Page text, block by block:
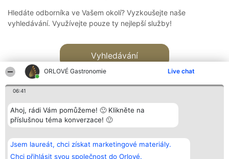
ORLOVÉ Gastronomie Live chat
06:41
Ahoj, rádi Vám pomůžeme! 🙂 Klikněte na
příslušnou téma konverzace! 🙂
Jsem laureát, chci získat marketingové materiály.
Chci přihlásit svou společnost do Orlové.
Hledáte odborníka ve Vašem okolí? Vyzkoušejte naše
vyhledávání. Využívejte pouze ty nejlepší služby!
Vyhledávání
Bright Side Solutions sp. z o.
o. sp. k.
ul. Ruska 22
Vítězové
Seznam všech
laureátů
Kontakt